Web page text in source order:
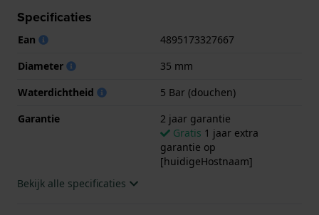
horloge geleverd met 2 jaar garantie.
Specificaties
Ean
4895173327667
Diameter
35 mm
Waterdichtheid
5 Bar (douchen)
Garantie
2 jaar garantie
Gratis 1 jaar extra
garantie op
[huidigeHostnaam]
Bekijk alle specificaties